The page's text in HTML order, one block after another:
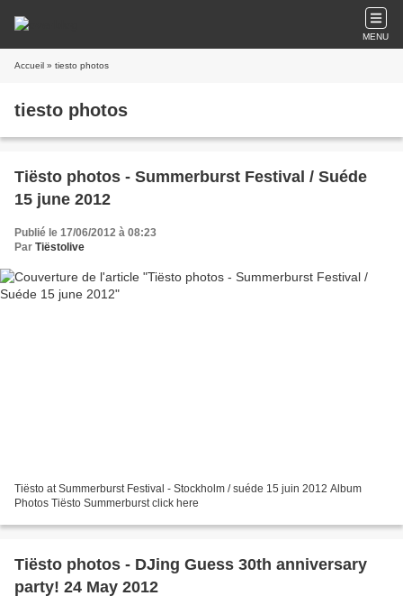
MENU
Accueil » tiesto photos
tiesto photos
Tiësto photos - Summerburst Festival / Suéde
15 june 2012
Publié le 17/06/2012 à 08:23
Par Tiëstolive
Tiësto at Summerburst Festival - Stockholm / suéde 15 juin 2012 Album
Photos Tiësto Summerburst click here
Tiësto photos - DJing Guess 30th anniversary
party! 24 May 2012